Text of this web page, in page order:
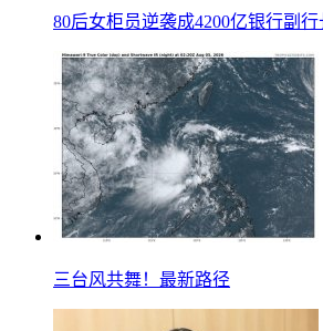
80后女柜员逆袭成4200亿银行副
三台风共舞！最新路径